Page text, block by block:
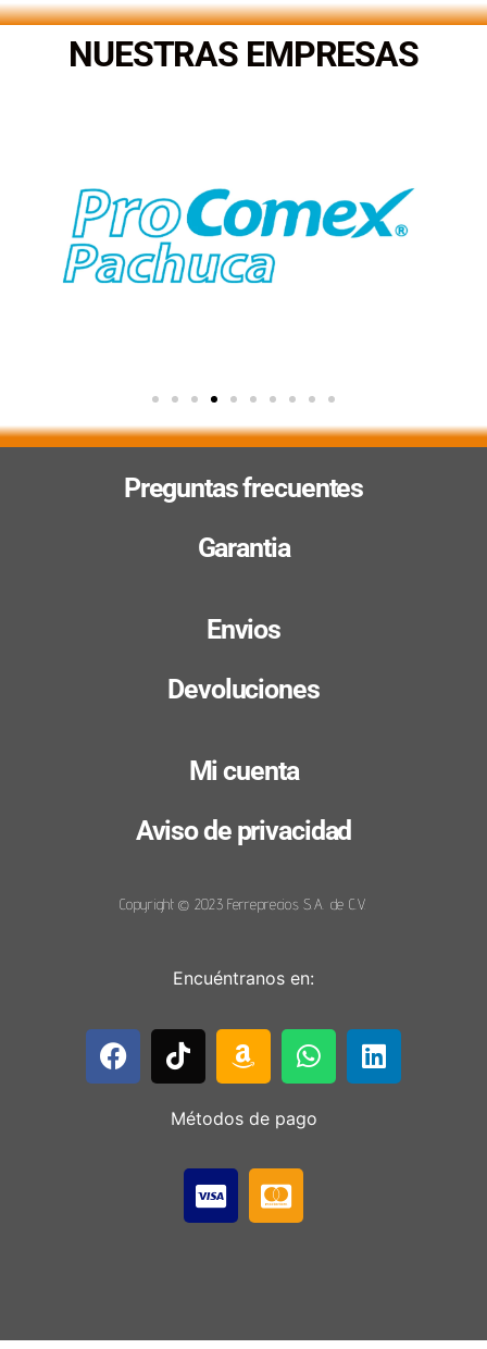
NUESTRAS EMPRESAS
Preguntas frecuentes
Garantia
Envios
Devoluciones
Mi cuenta
Aviso de privacidad
Copyright © 2023 Ferreprecios S.A. de C.V.
Encuéntranos en:
Métodos de pago